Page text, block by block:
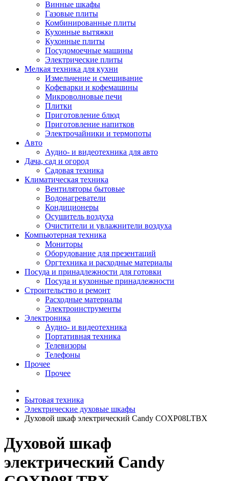
Винные шкафы
Газовые плиты
Комбинированные плиты
Кухонные вытяжки
Кухонные плиты
Посудомоечные машины
Электрические плиты
Мелкая техника для кухни
Измельчение и смешивание
Кофеварки и кофемашины
Микроволновые печи
Плитки
Приготовление блюд
Приготовление напитков
Электрочайники и термопоты
Авто
Аудио- и видеотехника для авто
Дача, сад и огород
Садовая техника
Климатическая техника
Вентиляторы бытовые
Водонагреватели
Кондиционеры
Осушитель воздуха
Очистители и увлажнители воздуха
Компьютерная техника
Мониторы
Оборудование для презентаций
Оргтехника и расходные материалы
Посуда и принадлежности для готовки
Посуда и кухонные принадлежности
Строительство и ремонт
Расходные материалы
Электроинструменты
Электроника
Аудио- и видеотехника
Портативная техника
Телевизоры
Телефоны
Прочее
Прочее
Бытовая техника
Электрические духовые шкафы
Духовой шкаф электрический Candy COXP08LTBX
Духовой шкаф
электрический Candy